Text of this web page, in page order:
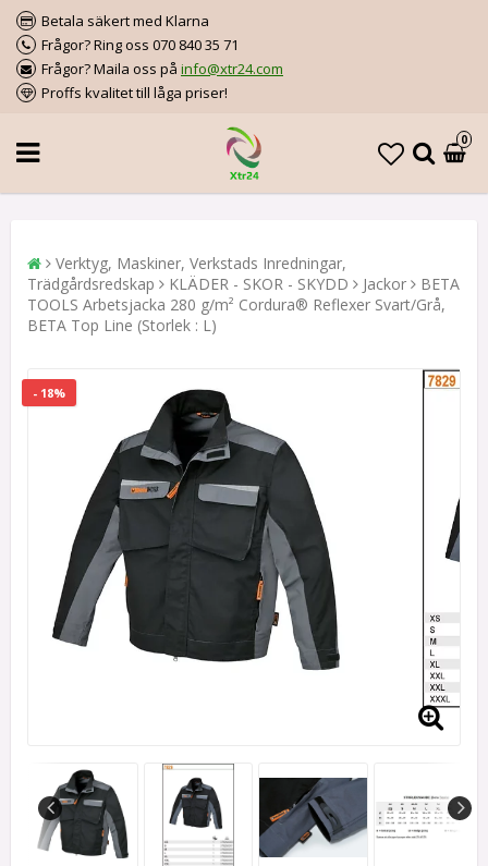
Betala säkert med Klarna
Frågor? Ring oss 070 840 35 71
Frågor? Maila oss på info@xtr24.com
Proffs kvalitet till låga priser!
0
Verktyg, Maskiner, Verkstads Inredningar,
Trädgårdsredskap
KLÄDER - SKOR - SKYDD Jackor
BETA
TOOLS Arbetsjacka 280 g/m² Cordura® Reflexer Svart/Grå,
BETA Top Line (Storlek : L)
- 18%